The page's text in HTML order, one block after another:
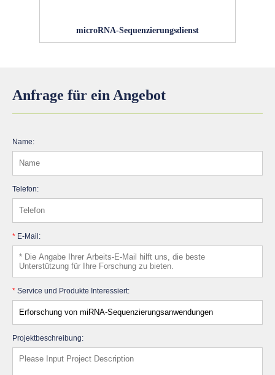
microRNA-Sequenzierungsdienst
Anfrage für ein Angebot
Name:
Telefon:
* E-Mail:
* Service und Produkte Interessiert:
Projektbeschreibung: